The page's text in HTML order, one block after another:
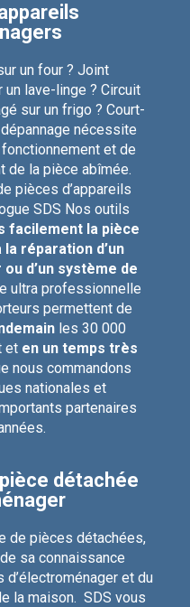
un four ? Joint
un lave-linge ? Circuit
sur un frigo ? Court-
nécessite
et de
de la pièce abîmée.
pièces d’appareils
SDS Nos outils
facilement la pièce
réparation d’un
d’un système de
ultra professionnelle
permettent de
les 30 000
et en un temps très
nous commandons
nationales et
partenaires
détachée
de pièces détachées,
sa connaissance
et du
la maison. SDS vous